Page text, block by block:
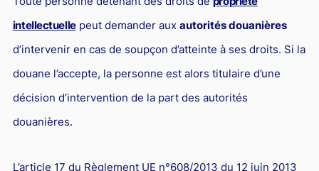
L'industrie
Droit aérien
Caution bancaire
Concurrence déloyale
intellectuellepeut demander aux autorités douanières
d’intervenir en cas de soupçon d’atteinte à ses droits. Si la
douane l’accepte, la personne est alors titulaire d’une
décision d’intervention de la part des autorités
douanières.
L’article 17 du Règlement UE n°608/2013 du 12 juin 2013